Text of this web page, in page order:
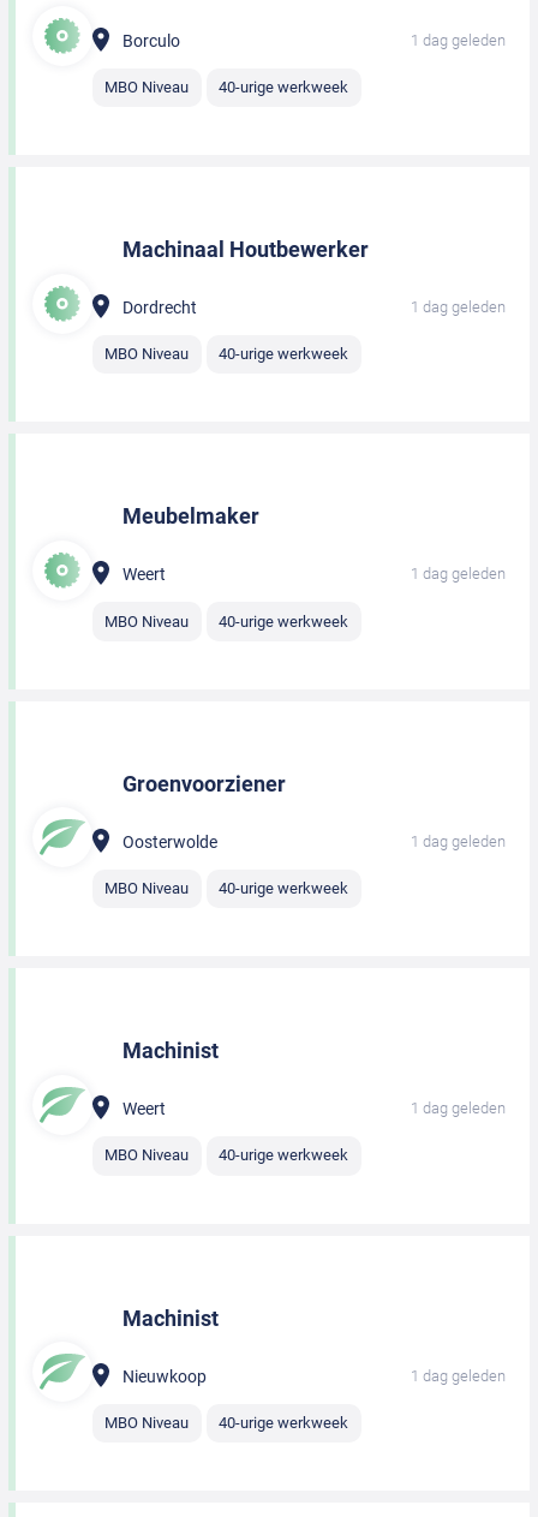
Borculo 1 dag geleden
MBO Niveau 40-urige werkweek
Machinaal Houtbewerker
Dordrecht 1 dag geleden
MBO Niveau 40-urige werkweek
Meubelmaker
Weert 1 dag geleden
MBO Niveau 40-urige werkweek
Groenvoorziener
Oosterwolde 1 dag geleden
MBO Niveau 40-urige werkweek
Machinist
Weert 1 dag geleden
MBO Niveau 40-urige werkweek
Machinist
Nieuwkoop 1 dag geleden
MBO Niveau 40-urige werkweek